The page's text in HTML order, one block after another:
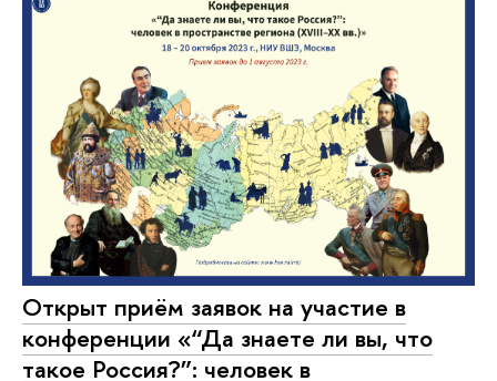
Открыт приём заявок на участие в
конференции «“Да знаете ли вы, что
такое Россия?”: человек в